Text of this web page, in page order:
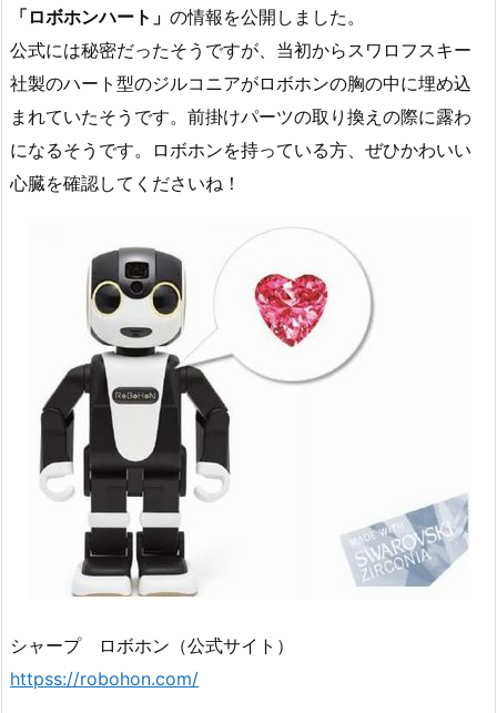
「ロボホンハート」 の情報を公開しました。
公式には秘密だったそうですが、当初からスワロフスキー
社製のハート型のジルコニアがロボホンの胸の中に埋め込
まれていたそうです。前掛けパーツの取り換えの際に露わ
になるそうです。ロボホンを持っている方、ぜひかわいい
心臓を確認してくださいね！
シャープ ロボホン（公式サイト）
httpss://robohon.com/